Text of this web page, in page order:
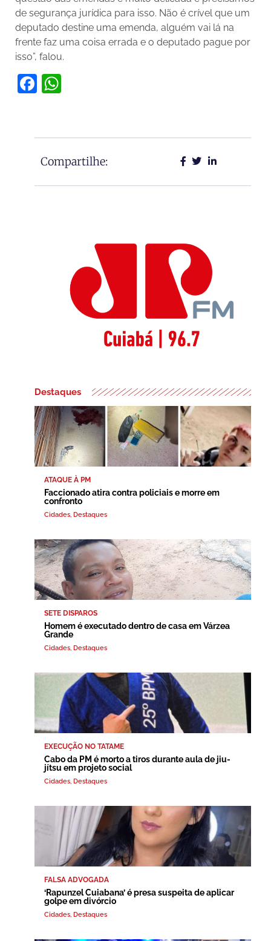
de segurança jurídica para isso. Não é crível que um
deputado destine uma emenda, alguém vai lá na
frente faz uma coisa errada e o deputado pague por
isso”, falou.
Facebook
Compartilhe:
Destaques
ATAQUE À PM
Faccionado atira contra policiais e morre em
confronto
Cidades, Destaques
SETE DISPAROS
Homem é executado dentro de casa em Várzea
Grande
Cidades, Destaques
EXECUÇÃO NO TATAME
Cabo da PM é morto a tiros durante aula de jiu-
jítsu em projeto social
Cidades, Destaques
FALSA ADVOGADA
‘Rapunzel Cuiabana’ é presa suspeita de aplicar
golpe em divórcio
Cidades, Destaques